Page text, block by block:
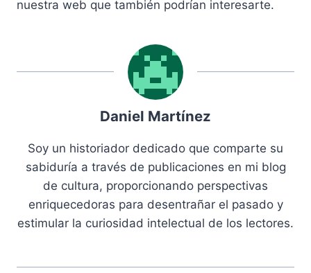
nuestra web que también podrían interesarte.
Daniel Martínez
Soy un historiador dedicado que comparte su
sabiduría a través de publicaciones en mi blog
de cultura, proporcionando perspectivas
enriquecedoras para desentrañar el pasado y
estimular la curiosidad intelectual de los lectores.